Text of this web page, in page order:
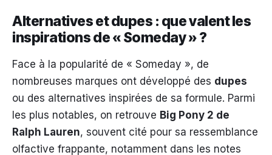
Alternatives et dupes : que valent les
inspirations de « Someday » ?
Face à la popularité de « Someday », de
nombreuses marques ont développé des dupes
ou des alternatives inspirées de sa formule. Parmi
les plus notables, on retrouve Big Pony 2 de
Ralph Lauren, souvent cité pour sa ressemblance
olfactive frappante, notamment dans les notes